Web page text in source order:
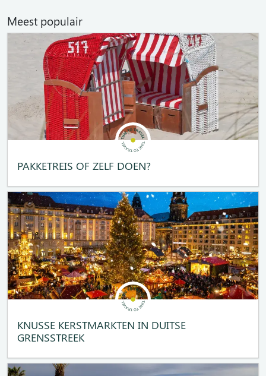
Meest populair
PAKKETREIS OF ZELF DOEN?
KNUSSE KERSTMARKTEN IN DUITSE
GRENSSTREEK